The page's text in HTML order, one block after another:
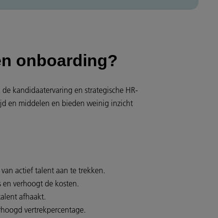
onboarding?
kandidaatervaring en strategische HR-
en middelen en bieden weinig inzicht
actief talent aan te trekken.
verhoogt de kosten.
afhaakt.
vertrekpercentage.